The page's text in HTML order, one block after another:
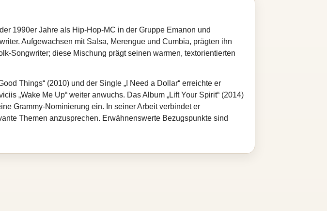
1990er Jahre als Hip-Hop‑MC in der Gruppe Emanon und
Aufgewachsen mit Salsa, Merengue und Cumbia, prägten ihn
diese Mischung prägt seinen warmen, textorientierten
Things“ (2010) und der Single „I Need a Dollar“ erreichte er
„Wake Me Up“ weiter anwuchs. Das Album „Lift Your Spirit“ (2014)
Grammy‑Nominierung ein. In seiner Arbeit verbindet er
Themen anzusprechen. Erwähnenswerte Bezugspunkte sind